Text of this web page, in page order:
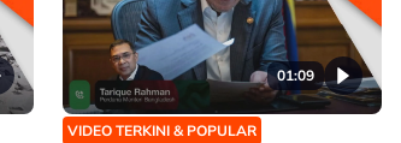
01:09
VIDEO TERKINI & POPULAR